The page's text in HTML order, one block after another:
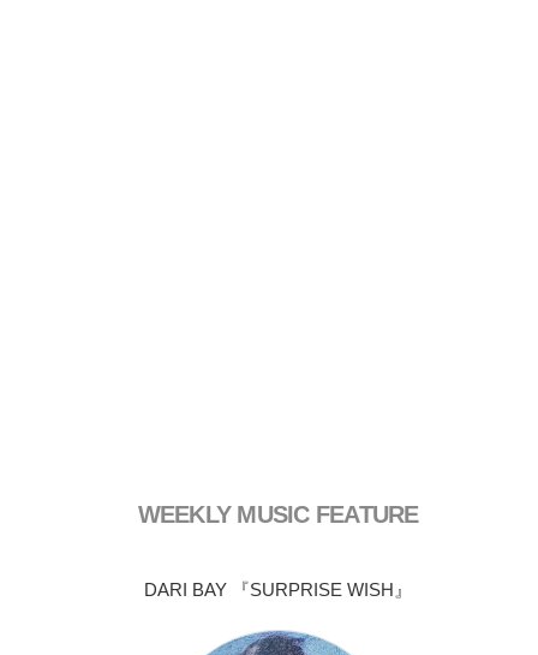
WEEKLY MUSIC FEATURE
DARI BAY 『SURPRISE WISH』